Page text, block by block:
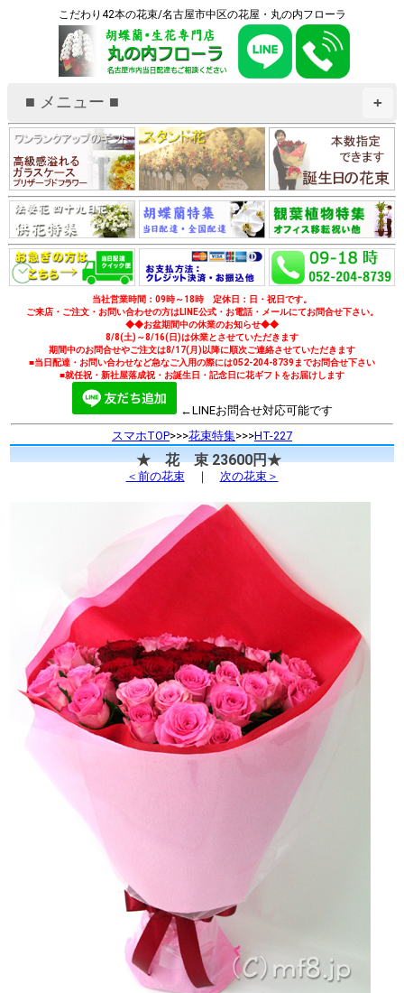
こだわり42本の花束/名古屋市中区の花屋・丸の内フローラ
+
■ メニュー ■
当社営業時間：09時～18時 定休日：日・祝日です。
ご来店・ご注文・お問い合わせの方はLINE公式・お電話・メールにてお問合せ下さい。
◆◆お盆期間中の休業のお知らせ◆◆
8/8(土)～8/16(日)は休業とさせていただきます
期間中のお問合せやご注文は8/17(月)以降に順次ご連絡させていただきます
■当日配達・お問い合わせなど急なご入用の際には052-204-8739までお問合せ下さい
■就任祝・新社屋落成祝・お誕生日・記念日に花ギフトをお届けします
←LINEお問合せ対応可能です
スマホTOP>>>花束特集>>>HT-227
★ 花 束 23600円★
＜前の花束｜ 次の花束＞